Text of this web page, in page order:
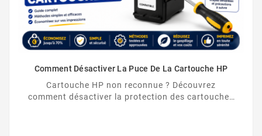
Comment Désactiver La Puce De La Cartouche HP
Cartouche HP non reconnue ? Découvrez
comment désactiver la protection des cartouches